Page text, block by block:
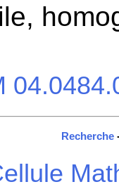
Recherche